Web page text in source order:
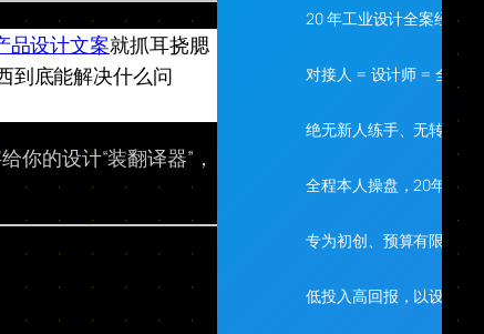
品设计文案就抓耳挠腮
到底能解决什么问
的设计“装翻译器”，
20 年工业设计全案经验
对接人 = 设计师 = 全程
绝无新人练手、无转包、
全程本人操盘，20年经验
专为初创、预算有限、需
低投入高回报，以设计落